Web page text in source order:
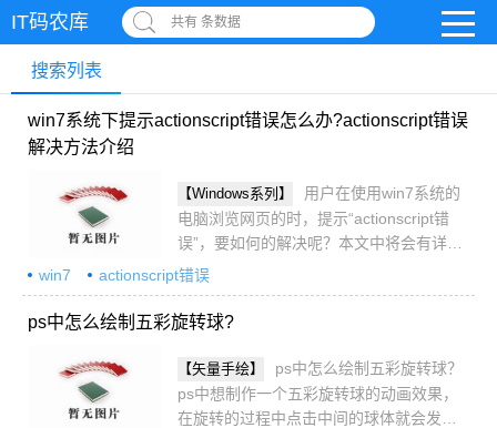
IT码农库 共有 条数据
搜索列表
win7系统下提示actionscript错误怎么办?actionscript错误
解决方法介绍
【Windows系列】
用户在使用win7系统的
电脑浏览网页的时，提示“actionscript错
误”，要如何的解决呢？本文中将会有详细
的操作方法介绍，需要的朋友可以阅读本
文参考一下
win7 actionscript错误
ps中怎么绘制五彩旋转球?
【矢量手绘】
ps中怎么绘制五彩旋转球？
ps中想制作一个五彩旋转球的动画效果，
在旋转的过程中点击中间的球体就会发出